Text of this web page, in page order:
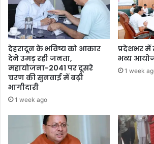
देहरादून के भविष्य को आकार
देने उमड़ रही जनता,
महायोजना-2041 पर दूसरे
चरण की सुनवाई में बढ़ी
भागीदारी
1 week ago
प्रदेशभर में
भव्य
1 week